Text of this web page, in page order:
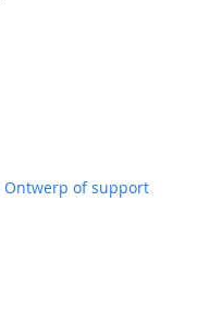
Ontwerp of support